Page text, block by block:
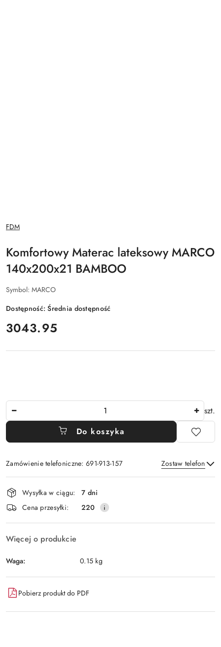
NAZWA
PRODUCENTA:
FDM
Komfortowy Materac lateksowy MARCO
140x200x21 BAMBOO
Symbol: MARCO
Dostępność:Średnia dostępność
cena:
3043.95
szt.
Do koszyka
Zamówienie telefoniczne: 691-913-157 Zostaw telefon
Wyślij
Dostępność
i
dostawa
Wysyłka w ciągu:
7 dni
Cena przesyłki:
220
Więcej o produkcie
Waga: 0.15 kg
Pobierz produkt do PDF